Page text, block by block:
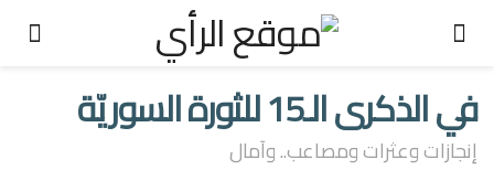
في الذكرى الـ15 للثورة السوريّة
إنجازات وعثرات ومصاعب.. وآمال